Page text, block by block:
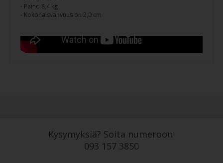
- Paino 8,4 kg
- Kokonaisvahvuus on 2,0 cm
Kysymyksiä? Soita numeroon
093 157 3850